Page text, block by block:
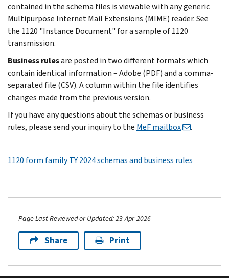
contained in the schema files is viewable with any generic
Multipurpose Internet Mail Extensions (MIME) reader. See
the 1120 "Instance Document" for a sample of 1120
transmission.
Business rulesare posted in two different formats which
contain identical information – Adobe (PDF) and a comma-
separated file (CSV). A column within the file identifies
changes made from the previous version.
If you have any questions about the schemas or business
rules, please send your inquiry to the MeF mailbox .
1120 form family TY 2024 schemas and business rules
Page Last Reviewed or Updated: 23-Apr-2026
Share Print